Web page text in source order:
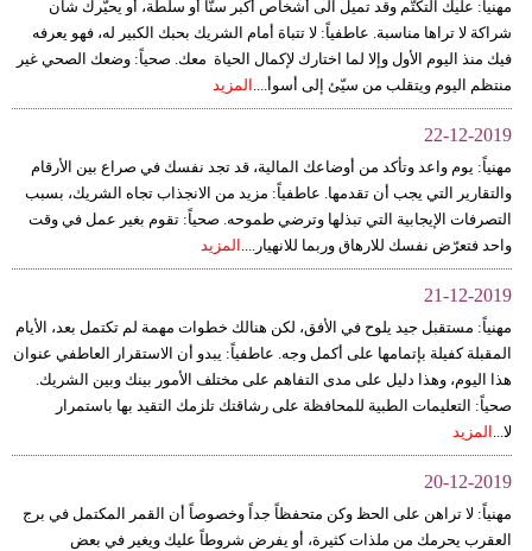
مهنياً: عليك التكتّم وقد تميل الى أشخاص أكبر سنّاً أو سلطة، أو يحيّرك شأن
شراكة لا تراها مناسبة. عاطفياً: لا تتباهَ أمام الشريك بحبك الكبير له، فهو يعرفه
فيك منذ اليوم الأول وإلا لما اختارك لإكمال الحياة معك. صحياً: وضعك الصحي غير
منتظم اليوم ويتقلب من سيّئ إلى أسوأ.... المزيد
22-12-2019
مهنياً: يوم واعد وتأكد من أوضاعك المالية، قد تجد نفسك في صراع بين الأرقام
والتقارير التي يجب أن تقدمها. عاطفياً: مزيد من الانجذاب تجاه الشريك، بسبب
التصرفات الإيجابية التي تبذلها وترضي طموحه. صحياً: تقوم بغير عمل في وقت
واحد فتعرّض نفسك للارهاق وربما للانهيار.... المزيد
21-12-2019
مهنياً: مستقبل جيد يلوح في الأفق، لكن هنالك خطوات مهمة لم تكتمل بعد، الأيام
المقبلة كفيلة بإتمامها على أكمل وجه. عاطفياً: يبدو أن الاستقرار العاطفي عنوان
هذا اليوم، وهذا دليل على مدى التفاهم على مختلف الأمور بينك وبين الشريك.
صحياً: التعليمات الطبية للمحافظة على رشاقتك تلزمك التقيد بها باستمرار
لا... المزيد
20-12-2019
مهنياً: لا تراهن على الحظ وكن متحفظاً جداً وخصوصاً أن القمر المكتمل في برج
العقرب يحرمك من ملذات كثيرة، أو يفرض شروطاً عليك ويغير في بعض